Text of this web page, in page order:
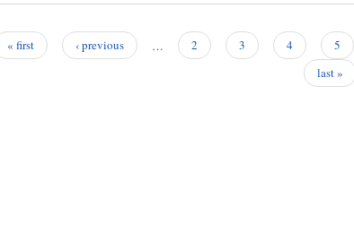
« first ‹ previous … 2 3 4 5
last »